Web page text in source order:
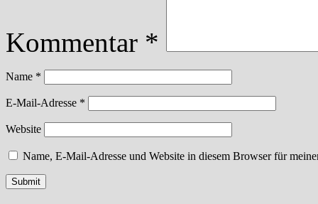
Kommentar *
Name *
E-Mail-Adresse *
Website
Name, E-Mail-Adresse und Website in diesem Browser für